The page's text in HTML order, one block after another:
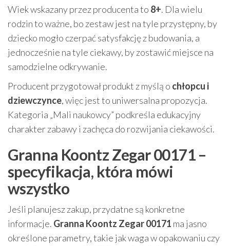
Wiek wskazany przez producenta to 8+. Dla wielu
rodzin to ważne, bo zestaw jest na tyle przystępny, by
dziecko mogło czerpać satysfakcję z budowania, a
jednocześnie na tyle ciekawy, by zostawić miejsce na
samodzielne odkrywanie.
Producent przygotował produkt z myślą o chłopcu i
dziewczynce, więc jest to uniwersalna propozycja.
Kategoria „Mali naukowcy” podkreśla edukacyjny
charakter zabawy i zachęca do rozwijania ciekawości.
Granna Koontz Zegar 00171 –
specyfikacja, która mówi
wszystko
Jeśli planujesz zakup, przydatne są konkretne
informacje. Granna Koontz Zegar 00171 ma jasno
określone parametry, takie jak waga w opakowaniu czy